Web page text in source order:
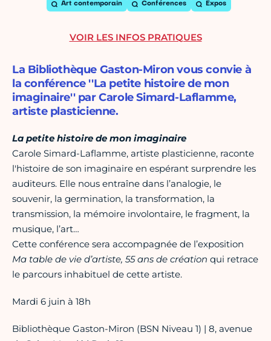
Art contemporain Conférences Expos
La Bibliothèque Gaston-Miron vous convie à
la conférence ''La petite histoire de mon
imaginaire'' par Carole Simard-Laflamme,
artiste plasticienne.
La petite histoire de mon imaginaire
Carole Simard-Laflamme, artiste plasticienne, raconte
l'histoire de son imaginaire en espérant surprendre les
auditeurs. Elle nous entraîne dans l’analogie, le
souvenir, la germination, la transformation, la
transmission, la mémoire involontaire, le fragment, la
musique, l’art…
Cette conférence sera accompagnée de l’exposition
Ma table de vie d’artiste, 55 ans de création qui retrace
le parcours inhabituel de cette artiste.
Mardi 6 juin à 18h
Bibliothèque Gaston-Miron (BSN Niveau 1) | 8, avenue
VOIR LES INFOS PRATIQUES